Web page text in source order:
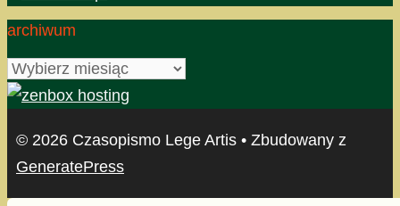
archiwum
archiwum
© 2026 Czasopismo Lege Artis • Zbudowany z
GeneratePress